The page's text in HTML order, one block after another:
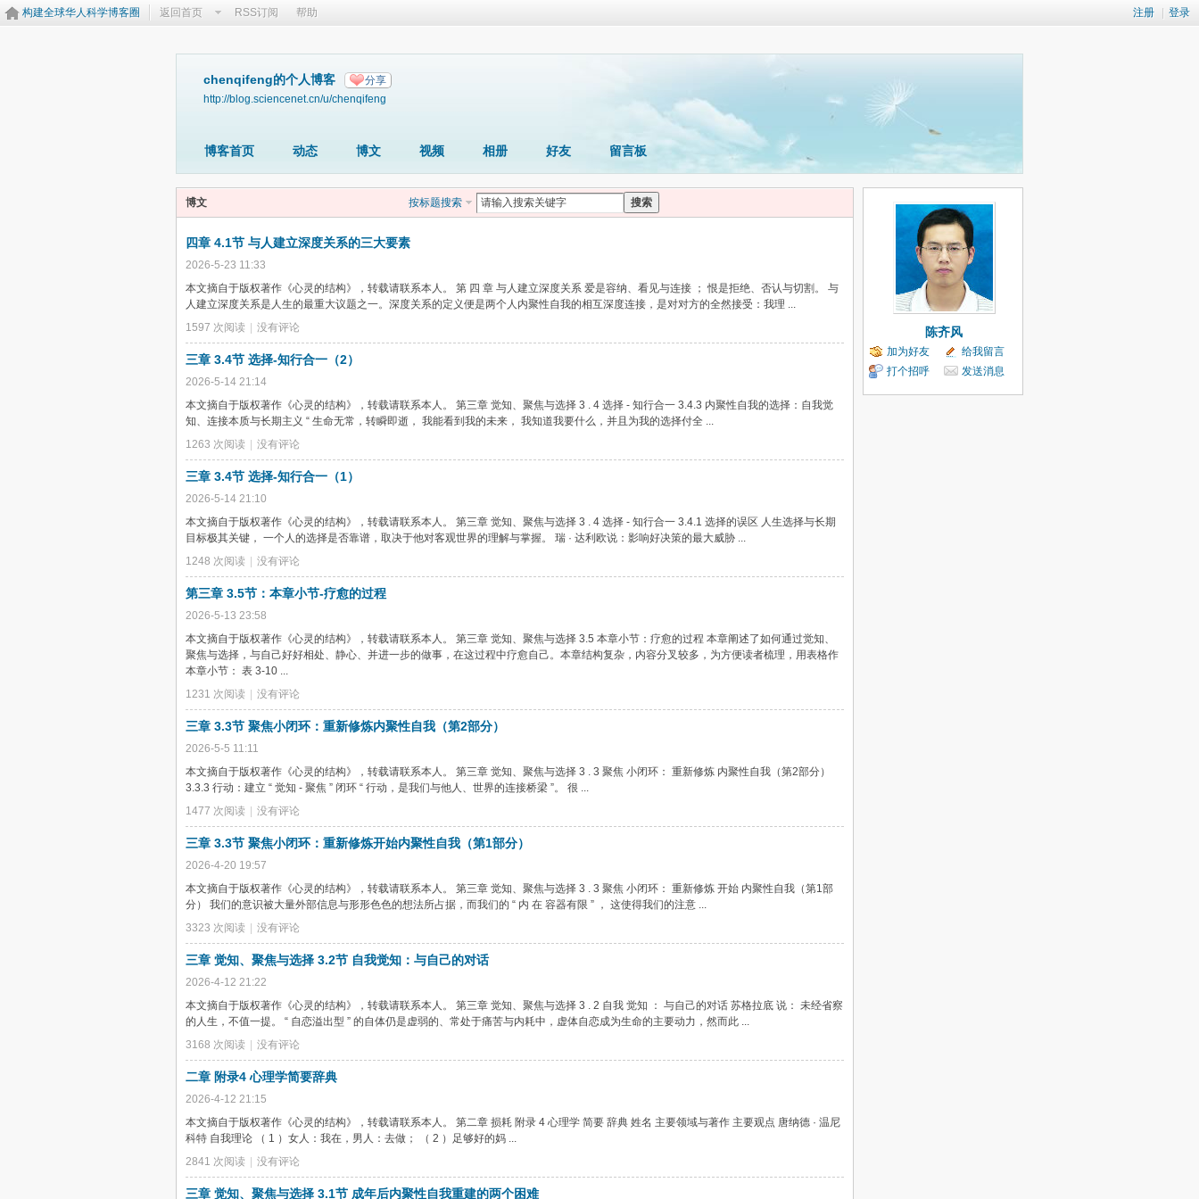
注册 登录
构建全球华人科学博客圈 返回首页 RSS订阅 帮助
chenqifeng的个人博客 分享
http://blog.sciencenet.cn/u/chenqifeng
博客首页 动态 博文 视频 相册 好友 留言板
博文 按标题搜索 搜索
四章 4.1节 与人建立深度关系的三大要素
2026-5-23 11:33
本文摘自于版权著作《心灵的结构》，转载请联系本人。 第 四 章 与人建立深度关系 爱是容纳、看见与连接 ； 恨是拒绝、否认与切割。 与
人建立深度关系是人生的最重大议题之一。深度关系的定义便是两个人内聚性自我的相互深度连接，是对对方的全然接受：我理 ...
1597 次阅读
没有评论
三章 3.4节 选择-知行合一（2）
2026-5-14 21:14
本文摘自于版权著作《心灵的结构》，转载请联系本人。 第三章 觉知、聚焦与选择 3 . 4 选择 - 知行合一 3.4.3 内聚性自我的选择：自我觉
知、连接本质与长期主义 “ 生命无常，转瞬即逝， 我能看到我的未来， 我知道我要什么，并且为我的选择付全 ...
1263 次阅读
没有评论
三章 3.4节 选择-知行合一（1）
2026-5-14 21:10
本文摘自于版权著作《心灵的结构》，转载请联系本人。 第三章 觉知、聚焦与选择 3 . 4 选择 - 知行合一 3.4.1 选择的误区 人生选择与长期
目标极其关键， 一个人的选择是否靠谱，取决于他对客观世界的理解与掌握。 瑞 · 达利欧说：影响好决策的最大威胁 ...
1248 次阅读
没有评论
第三章 3.5节：本章小节-疗愈的过程
2026-5-13 23:58
本文摘自于版权著作《心灵的结构》，转载请联系本人。 第三章 觉知、聚焦与选择 3.5 本章小节：疗愈的过程 本章阐述了如何通过觉知、
聚焦与选择，与自己好好相处、静心、并进一步的做事，在这过程中疗愈自己。本章结构复杂，内容分叉较多，为方便读者梳理，用表格作
本章小节： 表 3-10 ...
1231 次阅读
没有评论
三章 3.3节 聚焦小闭环：重新修炼内聚性自我（第2部分）
2026-5-5 11:11
本文摘自于版权著作《心灵的结构》，转载请联系本人。 第三章 觉知、聚焦与选择 3 . 3 聚焦 小闭环： 重新修炼 内聚性自我（第2部分）
3.3.3 行动：建立 “ 觉知 - 聚焦 ” 闭环 “ 行动，是我们与他人、世界的连接桥梁 ”。 很 ...
1477 次阅读
没有评论
三章 3.3节 聚焦小闭环：重新修炼开始内聚性自我（第1部分）
2026-4-20 19:57
本文摘自于版权著作《心灵的结构》，转载请联系本人。 第三章 觉知、聚焦与选择 3 . 3 聚焦 小闭环： 重新修炼 开始 内聚性自我（第1部
分） 我们的意识被大量外部信息与形形色色的想法所占据，而我们的 “ 内 在 容器有限 ” ， 这使得我们的注意 ...
3323 次阅读
没有评论
三章 觉知、聚焦与选择 3.2节 自我觉知：与自己的对话
2026-4-12 21:22
本文摘自于版权著作《心灵的结构》，转载请联系本人。 第三章 觉知、聚焦与选择 3 . 2 自我 觉知 ： 与自己的对话 苏格拉底 说： 未经省察
的人生，不值一提。 “ 自恋溢出型 ” 的自体仍是虚弱的、常处于痛苦与内耗中，虚体自恋成为生命的主要动力，然而此 ...
3168 次阅读
没有评论
二章 附录4 心理学简要辞典
2026-4-12 21:15
本文摘自于版权著作《心灵的结构》，转载请联系本人。 第二章 损耗 附录 4 心理学 简要 辞典 姓名 主要领域与著作 主要观点 唐纳德 · 温尼
科特 自我理论 （ 1 ）女人：我在，男人：去做； （ 2 ）足够好的妈 ...
2841 次阅读
没有评论
三章 觉知、聚焦与选择 3.1节 成年后内聚性自我重建的两个困难
陈齐风
加为好友
给我留言
打个招呼
发送消息